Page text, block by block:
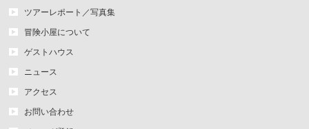
ツアーレポート／写真集
冒険小屋について
ゲストハウス
ニュース
アクセス
お問い合わせ